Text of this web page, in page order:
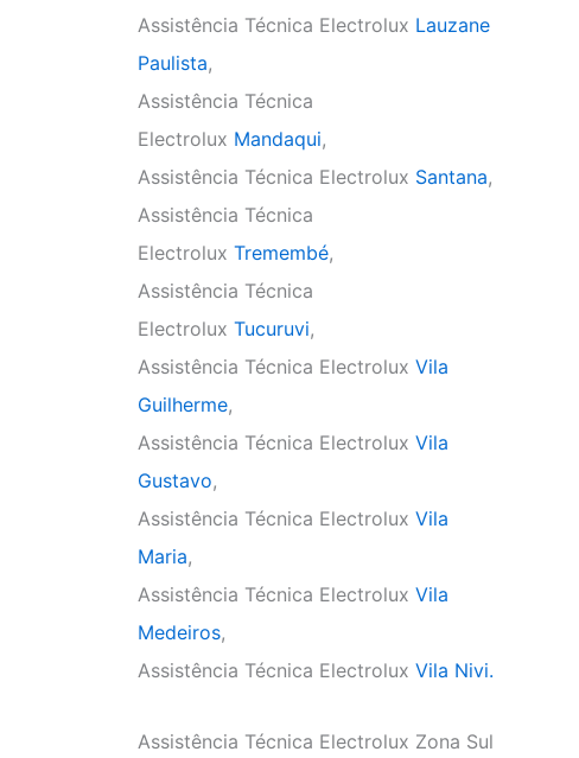
Assistência Técnica Electrolux Lauzane
Paulista,
Assistência Técnica
Electrolux Mandaqui,
Assistência Técnica Electrolux Santana,
Assistência Técnica
Electrolux Tremembé,
Assistência Técnica
Electrolux Tucuruvi,
Assistência Técnica Electrolux Vila
Guilherme,
Assistência Técnica Electrolux Vila
Gustavo,
Assistência Técnica Electrolux Vila
Maria,
Assistência Técnica Electrolux Vila
Medeiros,
Assistência Técnica Electrolux Vila Nivi.
Assistência Técnica Electrolux Zona Sul